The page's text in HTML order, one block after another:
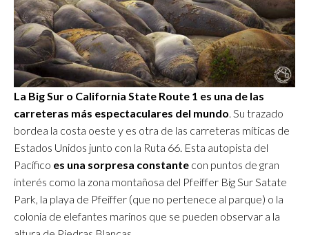
La Big Sur o California State Route 1 es una de las
carreteras más espectaculares del mundo. Su trazado
bordea la costa oeste y es otra de las carreteras míticas de
Estados Unidos junto con la Ruta 66. Esta autopista del
Pacífico es una sorpresa constante con puntos de gran
interés como la zona montañosa del Pfeiffer Big Sur Satate
Park, la playa de Pfeiffer (que no pertenece al parque) o la
colonia de elefantes marinos que se pueden observar a la